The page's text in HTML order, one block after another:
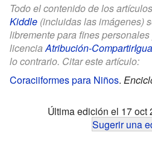
Todo el contenido de los
Kiddle (incluidas las imágenes)
libremente para fines
licencia Atribución-
lo contrario. Citar este artículo:
Coraciiformes para Niños.
Última edición el 17 oct
Sugerir una